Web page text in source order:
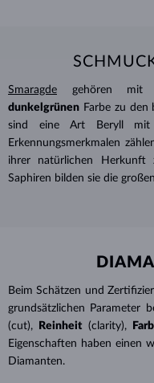
Smaragde gehören mit
dunkelgrünen Farbe zu den
sind eine Art Beryll mit
Erkennungsmerkmalen
ihrer natürlichen Herkunft
Saphiren bilden sie die
Beim Schätzen und
grundsätzlichen Parameter
(cut),
Reinheit (clarity),
Eigenschaften haben einen
Diamanten.